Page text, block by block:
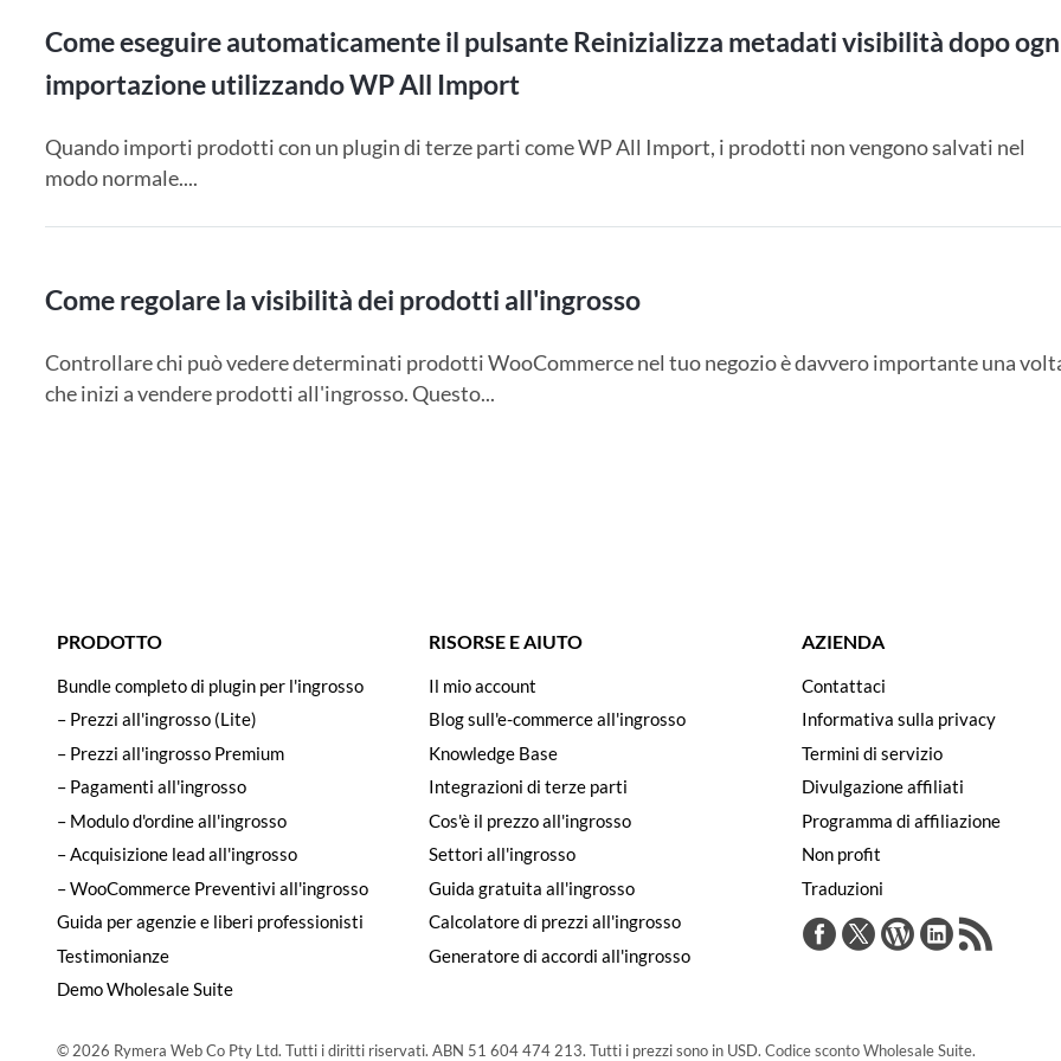
Come eseguire automaticamente il pulsante Reinizializza metadati visibilità dopo
importazione utilizzando WP All Import
Quando importi prodotti con un plugin di terze parti come WP All Import, i prodotti non vengono salvati nel
modo normale....
Come regolare la visibilità dei prodotti all'ingrosso
Controllare chi può vedere determinati prodotti WooCommerce nel tuo negozio è davvero importante una
che inizi a vendere prodotti all'ingrosso. Questo...
PRODOTTO
Bundle completo di plugin per l'ingrosso
– Prezzi all'ingrosso (Lite)
– Prezzi all'ingrosso Premium
– Pagamenti all'ingrosso
– Modulo d'ordine all'ingrosso
– Acquisizione lead all'ingrosso
– WooCommerce Preventivi all'ingrosso
Guida per agenzie e liberi professionisti
Testimonianze
Demo Wholesale Suite
RISORSE E AIUTO
Il mio account
Blog sull'e-commerce all'ingrosso
Knowledge Base
Integrazioni di terze parti
Cos'è il prezzo all'ingrosso
Settori all'ingrosso
Guida gratuita all'ingrosso
Calcolatore di prezzi all'ingrosso
Generatore di accordi all'ingrosso
AZIENDA
Contattaci
Informativa sulla privacy
Termini di servizio
Divulgazione affiliati
Programma di affiliazione
Non profit
Traduzioni
© 2026 Rymera Web Co Pty Ltd. Tutti i diritti riservati. ABN 51 604 474 213. Tutti i prezzi sono in USD. Codice sconto Wholesale Suite.